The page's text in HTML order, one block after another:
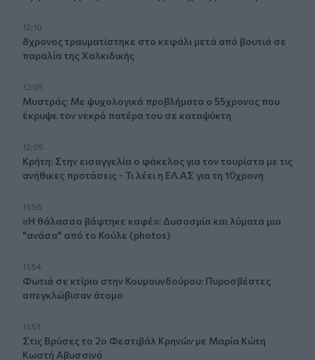
12:10
8χρονος τραυματίστηκε στο κεφάλι μετά από βουτιά σε
παραλία της Χαλκιδικής
12:05
Μυστράς: Με ψυχολογικά προβλήματα ο 55χρονος που
έκρυψε τον νεκρό πατέρα του σε καταψύκτη
12:05
Κρήτη: Στην εισαγγελία ο φάκελος για τον τουρίστα με τις
ανήθικες προτάσεις - Τι λέει η ΕΛ.ΑΣ για τη 10χρονη
11:56
«Η θάλασσα βάφτηκε καφέ»: Δυσοσμία και λύματα μια
"ανάσα" από το Κούλε (photos)
11:54
Φωτιά σε κτίριο στην Κουμουνδούρου: Πυροσβέστες
απεγκλώβισαν άτομο
11:51
Στις Βρύσες το 2ο Φεστιβάλ Κρηνών με Μαρία Κώτη
Κωστή Αβυσσινό